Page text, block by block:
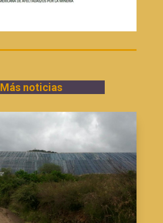
Más noticias